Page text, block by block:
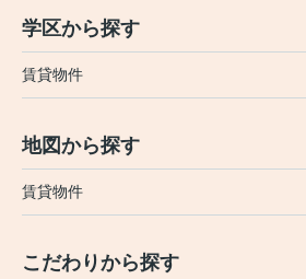
学区から探す
賃貸物件
地図から探す
賃貸物件
こだわりから探す